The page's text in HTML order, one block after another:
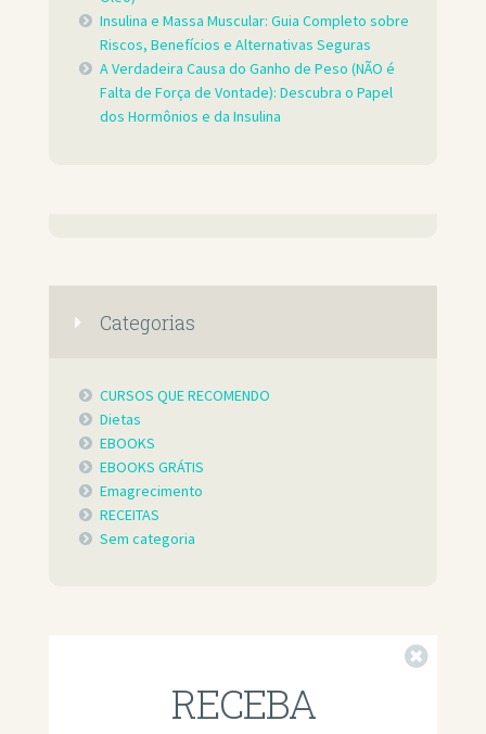
Insulina e Massa Muscular: Guia Completo sobre
Riscos, Benefícios e Alternativas Seguras
A Verdadeira Causa do Ganho de Peso (NÃO é
Falta de Força de Vontade): Descubra o Papel
dos Hormônios e da Insulina
Categorias
CURSOS QUE RECOMENDO
Dietas
EBOOKS
EBOOKS GRÁTIS
Emagrecimento
RECEITAS
Sem categoria
RECEBA